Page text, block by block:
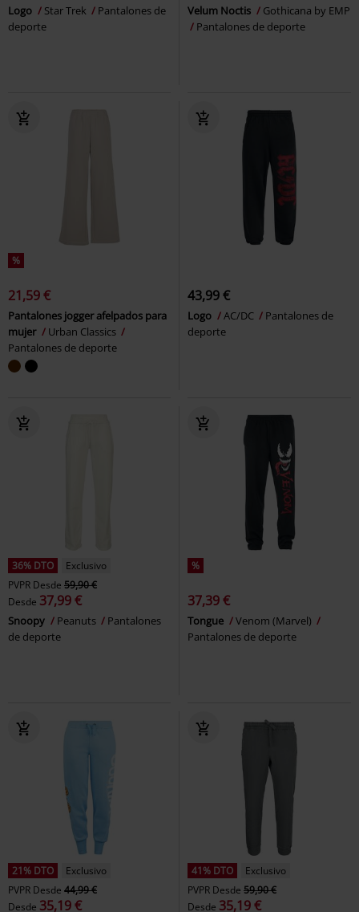
Logo Star Trek
Pantalones de
deporte
Velum Noctis
Gothicana by EMP
Pantalones de deporte
%
21,59 €
Pantalones jogger afelpados para
mujer
Urban Classics
Pantalones de deporte
43,99 €
Logo AC/DC
Pantalones de
deporte
36% DTO
Exclusivo
PVPR Desde 59,90 €
Desde 37,99 €
Snoopy Peanuts
Pantalones
de deporte
%
37,39 €
Tongue
Venom (Marvel)
Pantalones de deporte
21% DTO
Exclusivo
PVPR Desde 44,99 €
Desde 35,19 €
41% DTO
Exclusivo
PVPR Desde 59,90 €
Desde 35,19 €